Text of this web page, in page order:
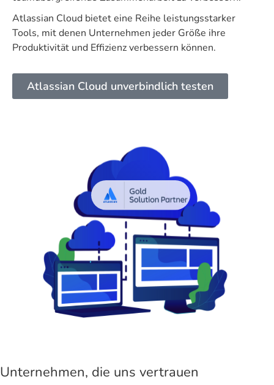
Atlassian Cloud bietet eine Reihe leistungsstarker
Tools, mit denen Unternehmen jeder Größe ihre
Produktivität und Effizienz verbessern können.
Atlassian Cloud unverbindlich testen
Unternehmen, die uns vertrauen